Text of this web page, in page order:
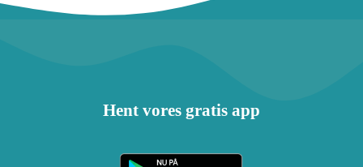
Hent vores gratis app